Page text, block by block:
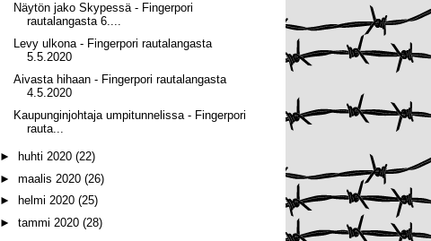
Näytön jako Skypessä - Fingerpori
rautalangasta 6....
Levy ulkona - Fingerpori rautalangasta
5.5.2020
Aivasta hihaan - Fingerpori rautalangasta
4.5.2020
Kaupunginjohtaja umpitunnelissa - Fingerpori
rauta...
► huhti 2020 (22)
► maalis 2020 (26)
►
helmi 2020 (25)
► tammi 2020 (28)